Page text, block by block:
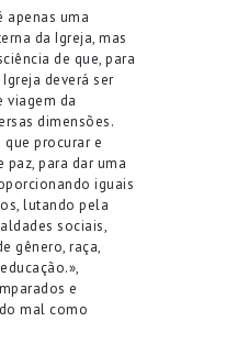
apenas uma
da Igreja, mas
de que, para
deverá ser
viagem da
dimensões.
procurar e
para dar uma
iguais
lutando pela
sociais,
gênero, raça,
e
mal como